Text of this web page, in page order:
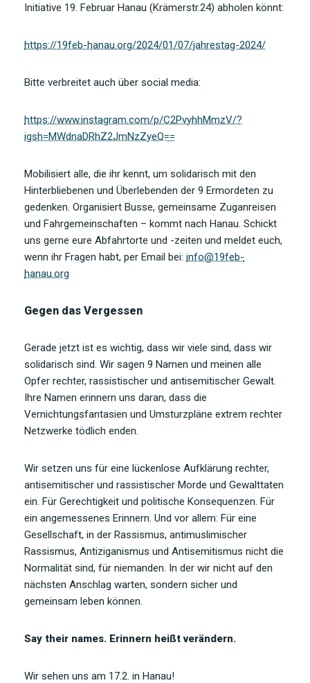
Initiative 19. Februar Hanau (Krämerstr.24) abholen könnt:
https://19feb-hanau.org/2024/01/07/jahrestag-2024/
Bitte verbreitet auch über social media:
https://www.instagram.com/p/C2PvyhhMmzV/?
igsh=MWdnaDRhZ2JmNzZyeQ==
Mobilisiert alle, die ihr kennt, um solidarisch mit den
Hinterbliebenen und Überlebenden der 9 Ermordeten zu
gedenken. Organisiert Busse, gemeinsame Zuganreisen
und Fahrgemeinschaften – kommt nach Hanau. Schickt
uns gerne eure Abfahrtorte und -zeiten und meldet euch,
wenn ihr Fragen habt, per Email bei: info@19feb-
hanau.org
Gegen das Vergessen
Gerade jetzt ist es wichtig, dass wir viele sind, dass wir
solidarisch sind. Wir sagen 9 Namen und meinen alle
Opfer rechter, rassistischer und antisemitischer Gewalt.
Ihre Namen erinnern uns daran, dass die
Vernichtungsfantasien und Umsturzpläne extrem rechter
Netzwerke tödlich enden.
Wir setzen uns für eine lückenlose Aufklärung rechter,
antisemitischer und rassistischer Morde und Gewalttaten
ein. Für Gerechtigkeit und politische Konsequenzen. Für
ein angemessenes Erinnern. Und vor allem: Für eine
Gesellschaft, in der Rassismus, antimuslimischer
Rassismus, Antiziganismus und Antisemitismus nicht die
Normalität sind, für niemanden. In der wir nicht auf den
nächsten Anschlag warten, sondern sicher und
gemeinsam leben können.
Say their names. Erinnern heißt verändern.
Wir sehen uns am 17.2. in Hanau!